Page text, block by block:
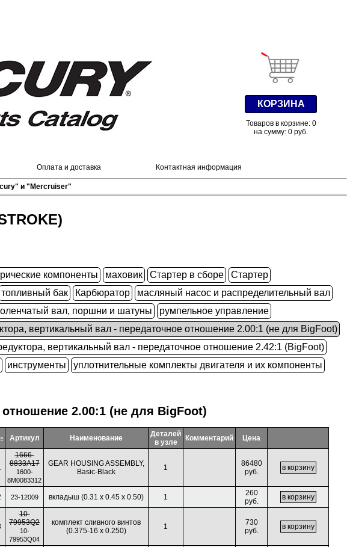
КОРЗИНА
Товаров в корзине: 0
на сумму: 0 руб.
Оплата и доставка Контактная информация
и "Mercruiser"
компоненты маховик Стартер в сборе
Стартер
топливный бак Карбюратор
масляный насос и распределительный вал
вал, поршни и шатуны
румпельное управление
вертикальный вал - передаточное отношение 2.00:1 (не для BigFoot)
вертикальный вал - передаточное отношение 2.42:1 (BigFoot)
инструменты
уплотнительные комплекты двигателя и их компоненты
2.00:1 (не для BigFoot)
Артикул Наименование
Деталей
в узле
Комментарий Цена
1666-
8833A17
1600-
8M0083312
GEAR HOUSING ASSEMBLY,
Basic-Black
1
86480
руб.
23-12009 вкладыш (0.31 x 0.45 x 0.50) 1
260
руб.
10-
79953Q2
10-
79953Q04
комплект сливного винтов
(0.375-16 x 0.250)
1
730
руб.